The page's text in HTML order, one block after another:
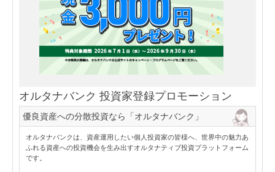
オルタナバンク 投資家登録プロモーション
優良資産への分散投資なら「オルタナバンク」
オルタナバンクは、資産運用したい個人投資家の皆様へ、世界中の魅力あ
ふれる資産への投資機会を生み出すオルタナティブ投資プラットフォーム
です。